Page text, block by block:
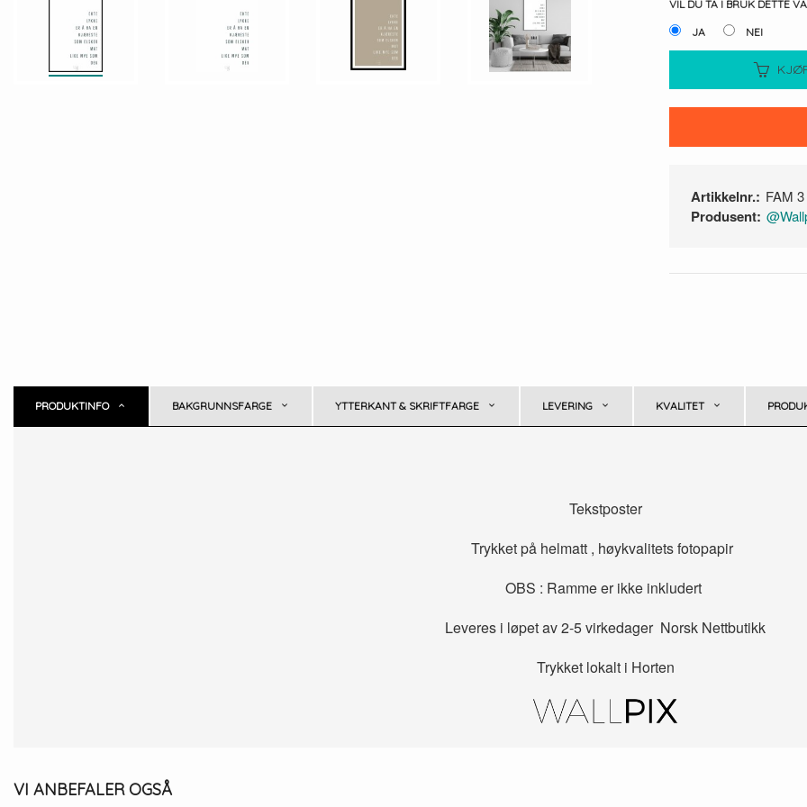
VIL DU TA I BRUK DETTE
JA NEI
Artikkelnr.: FAM 3
Produsent:
PRODUKTINFO BAKGRUNNSFARGE YTTERKANT & SKRIFTFARGE LEVERING KVALITET
Tekstposter
Trykket på helmatt , høykvalitets fotopapir
OBS : Ramme er ikke inkludert
Leveres i løpet av 2-5 virkedager Norsk Nettbutikk
Trykket lokalt i Horten
VI ANBEFALER OGSÅ